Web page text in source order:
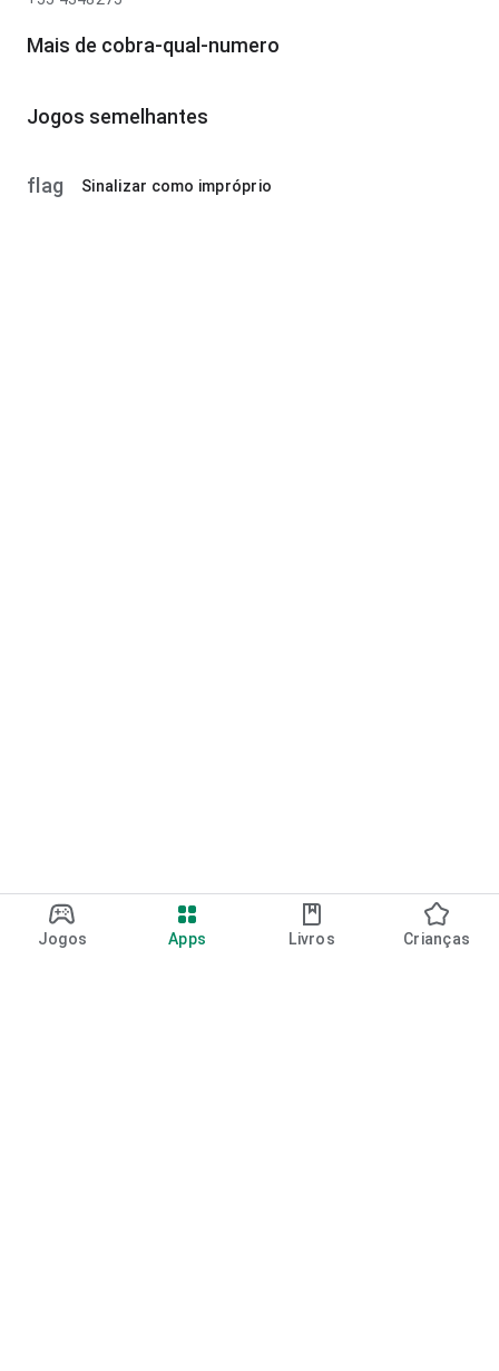
Jogos Apps Livros Crianças
Mais de cobra-qual-numero
Jogos semelhantes
flag Sinalizar como impróprio